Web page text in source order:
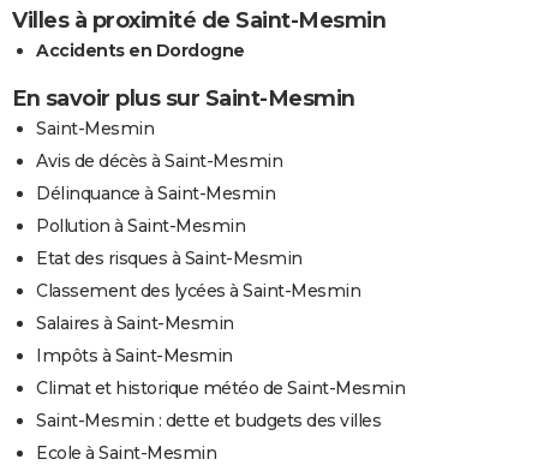
Villes à proximité de Saint-Mesmin
Accidents en Dordogne
En savoir plus sur Saint-Mesmin
Saint-Mesmin
Avis de décès à Saint-Mesmin
Délinquance à Saint-Mesmin
Pollution à Saint-Mesmin
Etat des risques à Saint-Mesmin
Classement des lycées à Saint-Mesmin
Salaires à Saint-Mesmin
Impôts à Saint-Mesmin
Climat et historique météo de Saint-Mesmin
Saint-Mesmin : dette et budgets des villes
Ecole à Saint-Mesmin